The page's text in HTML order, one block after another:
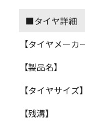
■タイヤ詳細
【タイヤメーカ
【製品名】
【タイヤサイズ】
【残溝】